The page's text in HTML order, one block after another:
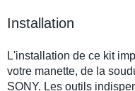
Installation
L'installation de ce kit
votre manette, de la
SONY. Les outils